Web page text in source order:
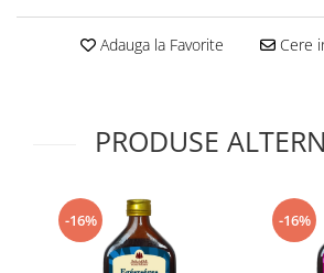
Adauga la Favorite Cere
PRODUSE
-16% -16%